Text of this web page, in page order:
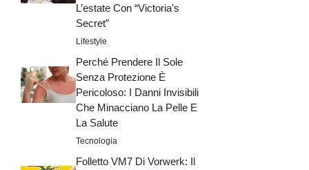
L’estate Con “Victoria’s
Secret”
Lifestyle
Perché Prendere Il Sole
Senza Protezione È
Pericoloso: I Danni Invisibili
Che Minacciano La Pelle E
La Salute
Tecnologia
Folletto VM7 Di Vorwerk: Il